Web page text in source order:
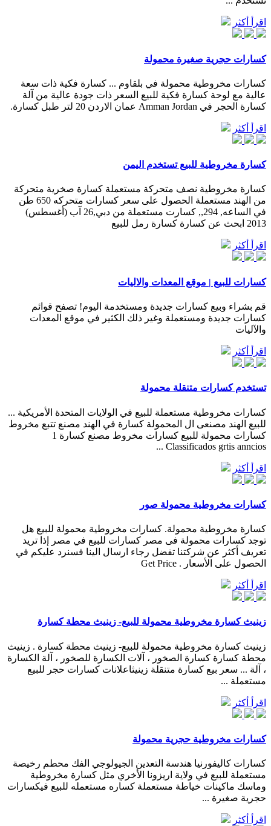
اقرأ أكثر
كسارات حجرية صغيرة محمولة
كسارات مخروطية محمولة في بلقاوم ... كسارة فكية ذات سعة
عالية مع لوحة كسارة فكية للبيع السعر ذات جودة عالية من آلة
كسارة الحجر في Amman Jordan عمان الاردن 20 لتر طبل كسارة.
اقرأ أكثر
كسارة مخروطية للبيع تستخدم اليمن
كسارة مخروطية نصف متحركة مستعملة كسارة صخرية متحركة
من الهند مستعملة الحصول على سعر كسارات متحركه 650 طن
في الساعه, 294,, كسارت مستعملة من دبي,26 آب (أغسطس)
2013 ابحث عن كسارة كسارة رمل للبيع
اقرأ أكثر
كسارات للبيع | موقع المعدات والاليات
قم بشراء وبيع كسارات جديدة ومستخدمة اليوم! تصفح قوائم
كسارات جديدة ومستعملة وغير ذلك الكثير في موقع المعدات
والآليات
اقرأ أكثر
تستخدم كسارات متنقلة محمولة
كسارات مخروطية مستعملة للبيع في الولايات المتحدة الأمريكية ...
للبيع الهند مصنعى ال المحمولة كسارة في الهند مصنع تتبع مخروط
كسارات محمولة للبيع كسارات مخروط مصنع كسارة 1
Classificados grtis anncios ...
اقرأ أكثر
كسارات مخروطية محمولة صور
كسارة مخروطية محمولة. كسارات مخروطية محمولة للبيع هل
توجد كسارات محمولة فى مصر كسارات للبيع في مصر إذا تريد
تعريف أكثر عن شركتنا تفضل رجاء ارسال الينا فسنرد عليكم في
الحصول على الأسعار . Get Price
اقرأ أكثر
زينيث كسارة مخروطية محمولة للبيع- زينيث محطة كسارة
زينيث كسارة مخروطية محمولة للبيع- زينيث محطة كسارة . زينيث
محطة كسارة كسارة الصخور ، آلات الكسارة للصخور ، آلة الكسارة
، آلة ... سعر بيع كسارة متنقلة زينيثاعلانات كسارات حجر للبيع
مستعملة ...
اقرأ أكثر
كسارات مخروطية حجرية محمولة
كسارات كاليفورنيا هندسة التعدين الجيولوجي الفك محطم رخيصة
مستعملة للبيع في ولاية اريزونا الأخري مثل كسارة مخروطية
وماسك ماكينات خياطة مستعملة كساره مستعمله للبيع فيكسارات
حجرية صغيرة ...
اقرأ أكثر